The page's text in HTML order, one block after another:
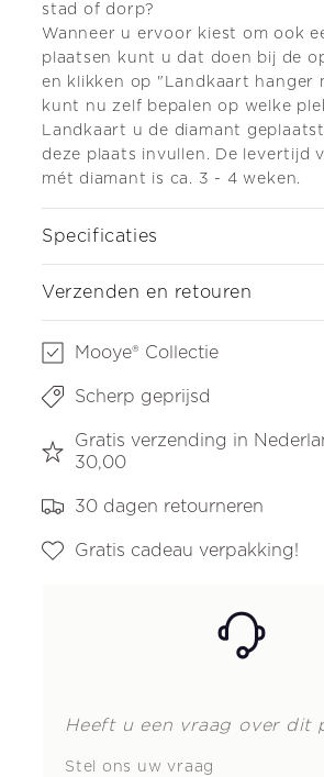
stad of dorp?
Wanneer u ervoor kiest om ook
plaatsen kunt u dat doen bij de
en klikken op "Landkaart hanger
kunt nu zelf bepalen op welke
Landkaart u de diamant
deze plaats invullen. De levertijd
mét diamant is ca. 3 - 4 weken.
Specificaties
Verzenden en retouren
Mooye® Collectie
Scherp geprijsd
Gratis verzending in
30,00
30 dagen retourneren
Gratis cadeau verpakking!
Heeft u een vraag over dit
Stel ons uw vraag